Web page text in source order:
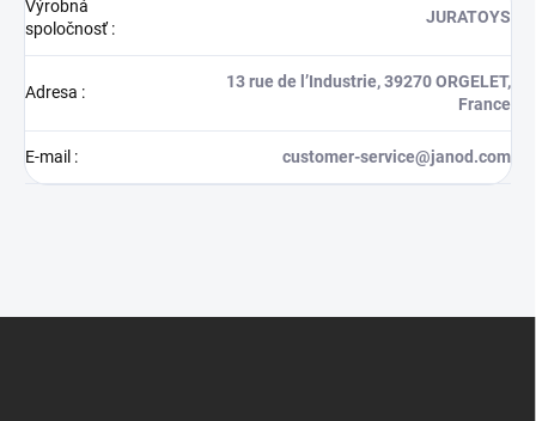
Výrobná
spoločnosť:
JURATOYS
Adresa :
13 rue de l’Industrie, 39270 ORGELET,
France
E-mail : customer-service@janod.com